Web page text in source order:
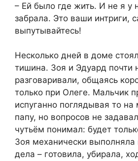
– Ей было где жить. И не я у
забрала. Это ваши интриги,
выпутывайтесь!
Несколько дней в доме
тишина. Зоя и Эдуард почти
разговаривали, общаясь
только при Олеге. Мальчик
испуганно поглядывая то на
папу, но вопросов не
чутьём понимал: будет
Зоя механически
дела – готовила, убирала,